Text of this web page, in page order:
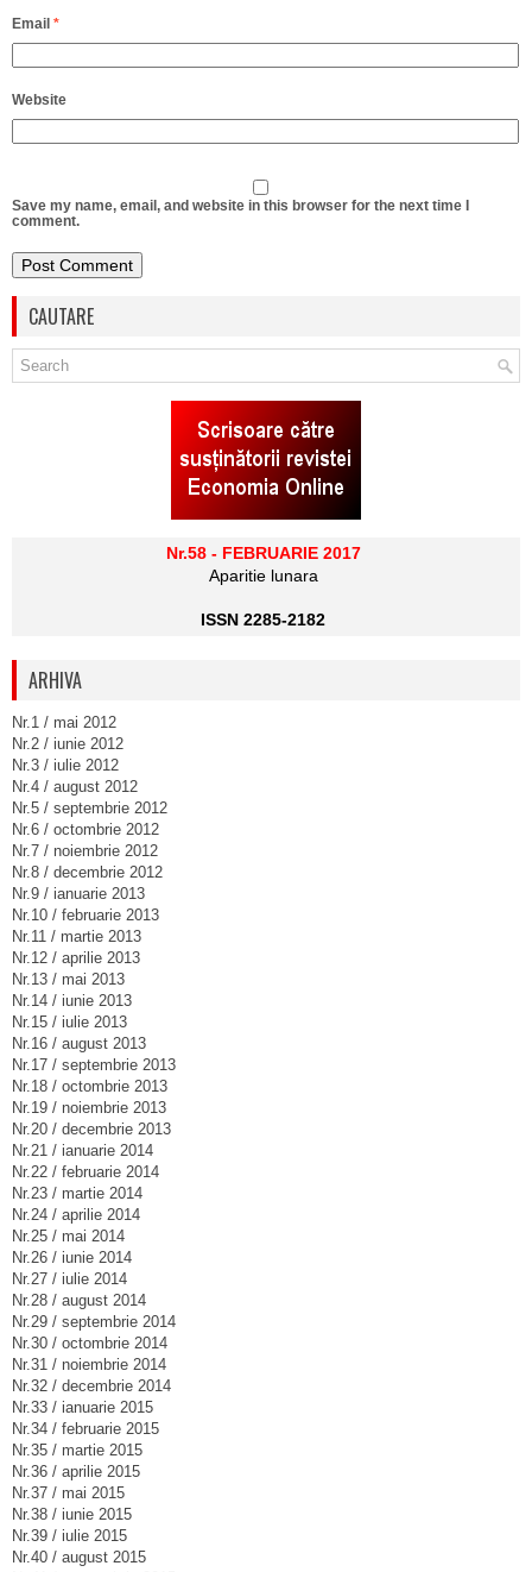
Email *
Website
Save my name, email, and website in this browser for the next time I
comment.
CAUTARE
Nr.58 - FEBRUARIE 2017
Aparitie lunara
ISSN 2285-2182
ARHIVA
Nr.1 / mai 2012
Nr.2 / iunie 2012
Nr.3 / iulie 2012
Nr.4 / august 2012
Nr.5 / septembrie 2012
Nr.6 / octombrie 2012
Nr.7 / noiembrie 2012
Nr.8 / decembrie 2012
Nr.9 / ianuarie 2013
Nr.10 / februarie 2013
Nr.11 / martie 2013
Nr.12 / aprilie 2013
Nr.13 / mai 2013
Nr.14 / iunie 2013
Nr.15 / iulie 2013
Nr.16 / august 2013
Nr.17 / septembrie 2013
Nr.18 / octombrie 2013
Nr.19 / noiembrie 2013
Nr.20 / decembrie 2013
Nr.21 / ianuarie 2014
Nr.22 / februarie 2014
Nr.23 / martie 2014
Nr.24 / aprilie 2014
Nr.25 / mai 2014
Nr.26 / iunie 2014
Nr.27 / iulie 2014
Nr.28 / august 2014
Nr.29 / septembrie 2014
Nr.30 / octombrie 2014
Nr.31 / noiembrie 2014
Nr.32 / decembrie 2014
Nr.33 / ianuarie 2015
Nr.34 / februarie 2015
Nr.35 / martie 2015
Nr.36 / aprilie 2015
Nr.37 / mai 2015
Nr.38 / iunie 2015
Nr.39 / iulie 2015
Nr.40 / august 2015